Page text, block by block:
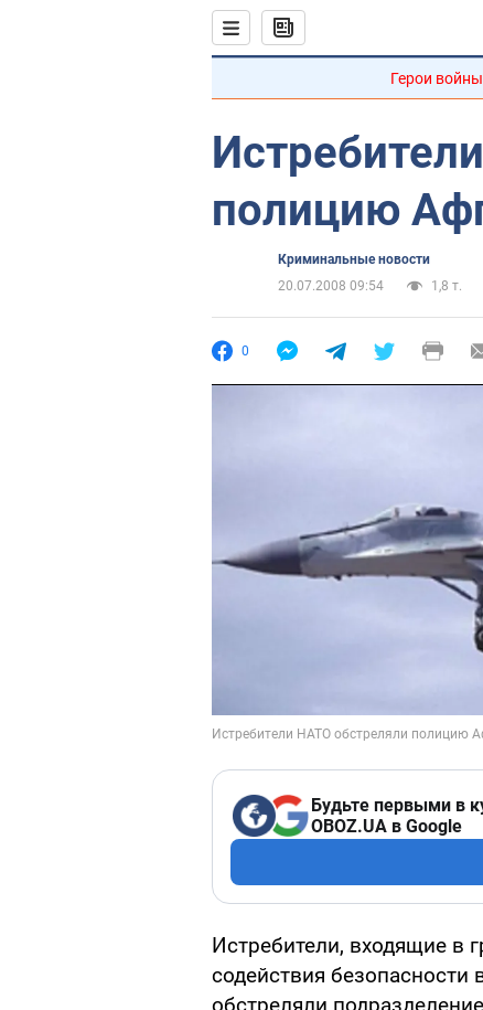
Герои войны
полицию
Криминальные новости
20.07.2008 09:54
1,8 т.
0
Будьте первыми в
OBOZ.UA в Google
Истребители, входящие в
содействия безопасности